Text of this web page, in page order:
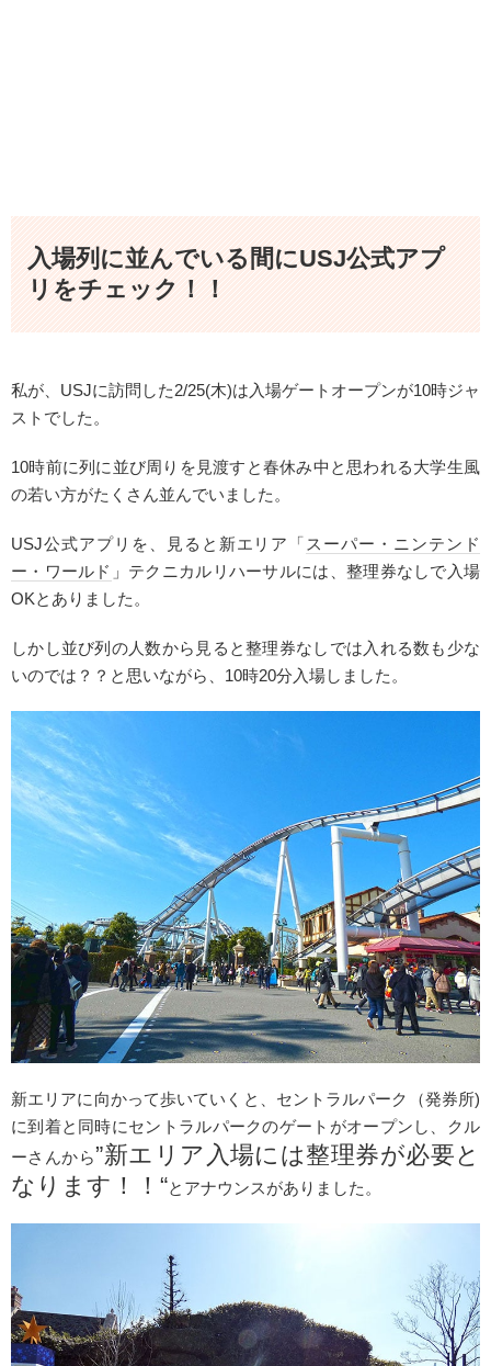
入場列に並んでいる間にUSJ公式アプ
リをチェック！！
私が、USJに訪問した2/25(木)は入場ゲートオープンが10時ジャ
ストでした。
10時前に列に並び周りを見渡すと春休み中と思われる大学生風
の若い方がたくさん並んでいました。
USJ公式アプリを、見ると新エリア「 スーパー・ニンテンド
ー・ワールド 」テクニカルリハーサルには、整理券なしで入場
OKとありました。
しかし並び列の人数から見ると整理券なしでは入れる数も少な
いのでは？？と思いながら、10時20分入場しました。
新エリアに向かって歩いていくと、セントラルパーク（発券所)
に到着と同時にセントラルパークのゲートがオープンし、クル
ーさんから”新エリア入場には整理券が必要と
なります！！“とアナウンスがありました。